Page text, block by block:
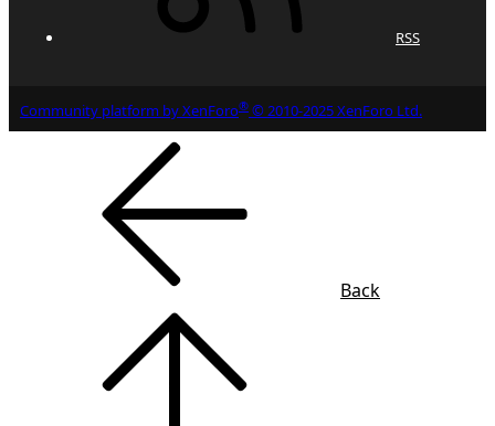
RSS
Community platform by XenForo® © 2010-2025 XenForo Ltd.
Back